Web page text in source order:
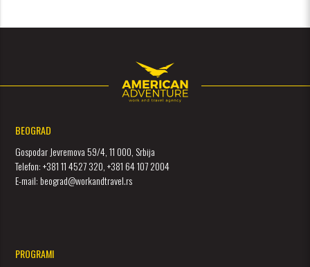
BEOGRAD
Gospodar Jevremova 59/4, 11 000, Srbija
Telefon: +381 11 4527 320, +381 64 107 2004
E-mail: beograd@workandtravel.rs
PROGRAMI